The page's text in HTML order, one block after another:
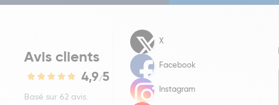
Avis clients
4,9/5
Basé sur 62 avis.
X
Facebook
Instagram